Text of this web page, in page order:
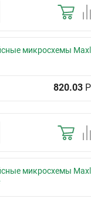
микросхемы
820.03 Р
микросхемы